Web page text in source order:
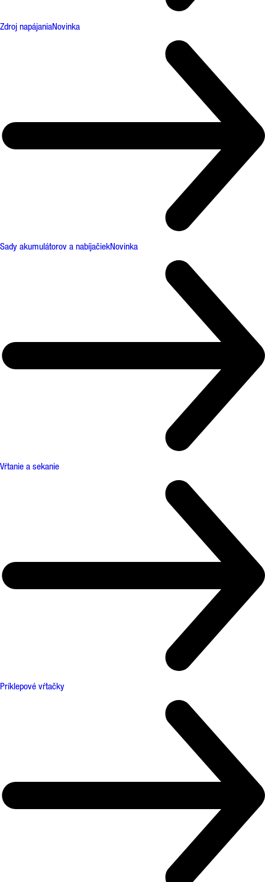
Zdroj napájaniaNovinka
Sady akumulátorov a nabíjačiekNovinka
Vŕtanie a sekanie
Príklepové vŕtačky